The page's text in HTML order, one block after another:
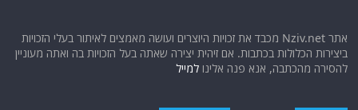
אתר Nziv.net מכבד את זכויות היוצרים ועושה מאמצים לאיתור בעלי הזכויות
ביצירות הכלולות בכתבות. אם זיהית יצירה שאתה בעל הזכויות בה ואתה מעוניין
להסירה מהכתבה, אנא פנה אלינולמייל